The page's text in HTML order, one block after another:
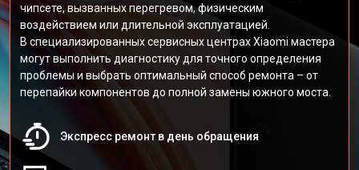
чипсете, вызванных перегревом, физическим
воздействием или длительной эксплуатацией.
В специализированных сервисных центрах Xiaomi мастера
могут выполнить диагностику для точного определения
проблемы и выбрать оптимальный способ ремонта – от
перепайки компонентов до полной замены южного моста.
Экспресс ремонт в день обращения